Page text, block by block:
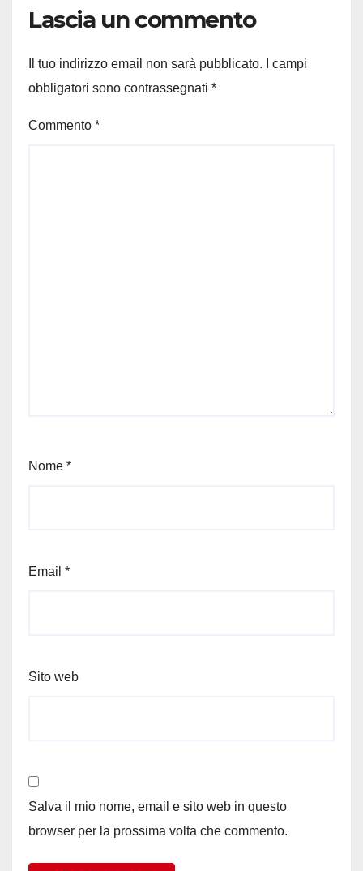
Lascia un commento
Il tuo indirizzo email non sarà pubblicato.
I campi
obbligatori sono contrassegnati *
Commento *
Nome *
Email *
Sito web
Salva il mio nome, email e sito web in questo
browser per la prossima volta che commento.